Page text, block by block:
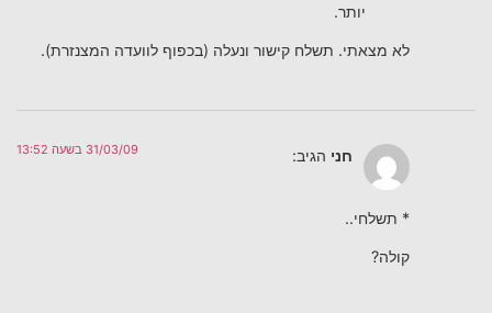
יותר.
לא מצאתי. תשלח קישור ונעלה (בכפוף לוועדה המצנזרת).
חני הגיב: 31/03/09 בשעה 13:52
* תשלחי..
קולה?